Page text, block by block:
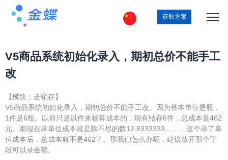
获取方案
V5商品系统初始化录入，期初总价不能手工
改
【模块：进销存】
V5商品系统初始化录入，期初总价不能手工改。因为基本单位是瓶，
1件是6瓶。以前只是以件来核算成本的，现有结存6件，总成本是462
元。那现在录单位成本就是除不尽的数12.8333333……，这个录了单
位成本后，总成本就不是462了。那我们怎么办呢，建议放开那个字
段可以录金额。